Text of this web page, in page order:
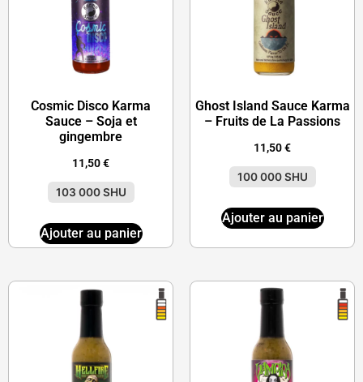
Cosmic Disco Karma
Sauce – Soja et
gingembre
11,50€
103 000 SHU
Ajouter au panier
Ghost Island Sauce Karma
– Fruits de La Passions
11,50€
100 000 SHU
Ajouter au panier